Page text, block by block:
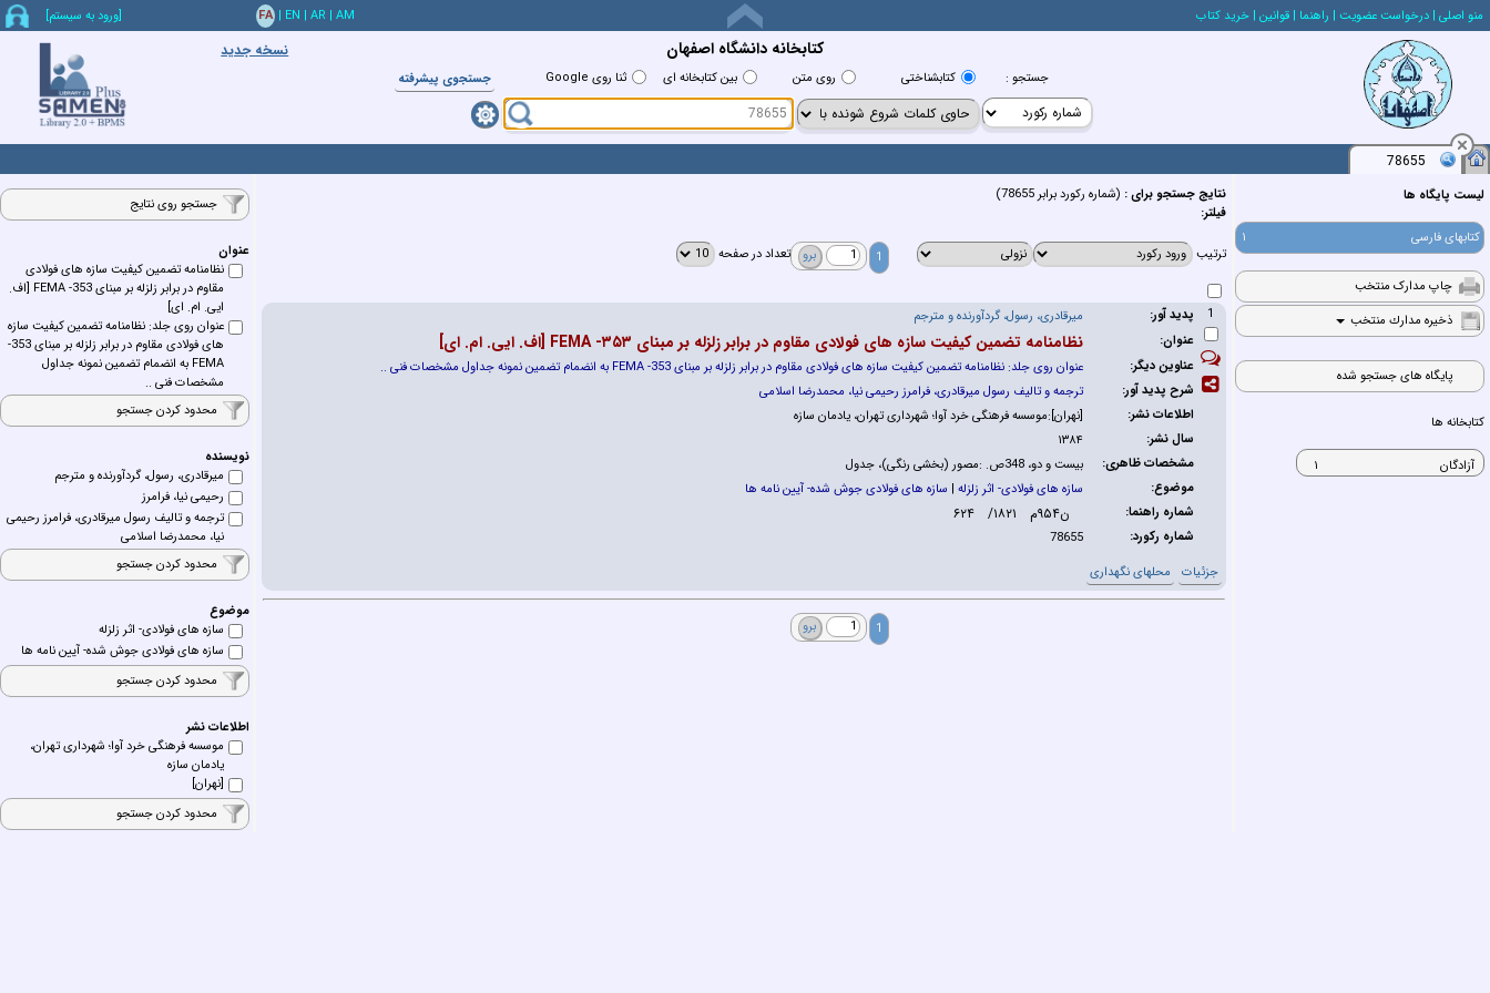
منو اصلي | درخواست عضويت | راهنما | قوانين | خريد كتاب FA | EN | AR | AM [ورود به سيستم]
کتابخانه دانشگاه اصفهان نسخه جدید
جستجو : كتابشناختي روي متن بين كتابخانه اي ثنا روی Google جستجوي پيشرفته
78655